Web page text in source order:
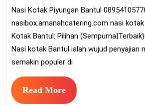
Nasi Kotak Piyungan Bantul 0895410577613 –
nasibox.amanahcatering.com nasi
Kotak Bantul: Pilihan
Nasi kotak Bantul ialah wujud penyajian
semakin populer di
Read MoreRead
More